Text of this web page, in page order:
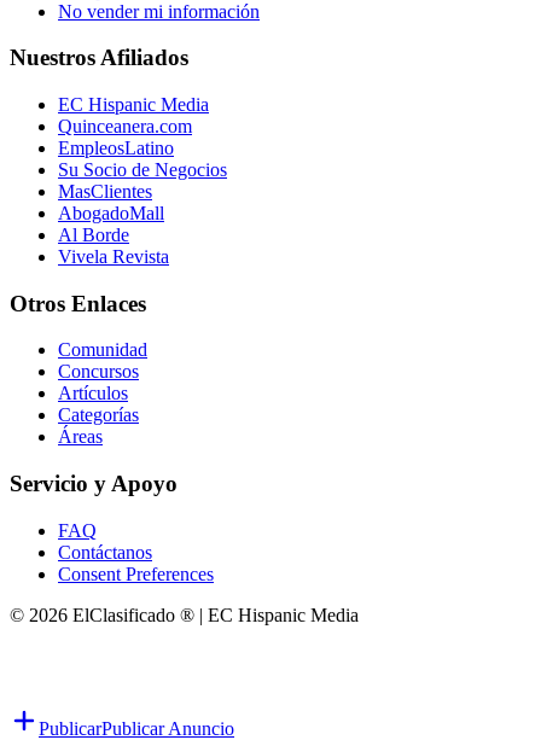
No vender mi información
Nuestros Afiliados
EC Hispanic Media
Quinceanera.com
EmpleosLatino
Su Socio de Negocios
MasClientes
AbogadoMall
Al Borde
Vivela Revista
Otros Enlaces
Comunidad
Concursos
Artículos
Categorías
Áreas
Servicio y Apoyo
FAQ
Contáctanos
Consent Preferences
© 2026 ElClasificado ® | EC Hispanic Media
PublicarPublicar Anuncio